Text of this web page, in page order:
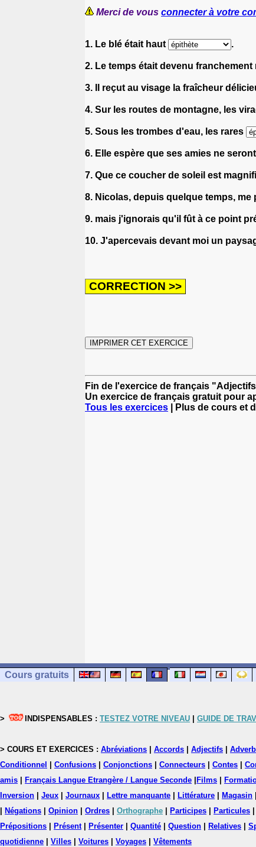
Merci de vous connecter à votre
1. Le blé était haut .
2. Le temps était devenu franchement
3. Il reçut au visage la fraîcheur
4. Sur les routes de montagne, les
5. Sous les trombes d'eau, les rares
6. Elle espère que ses amies ne
7. Que ce coucher de soleil est
8. Nicolas, depuis quelque temps,
9. mais j'ignorais qu'il fût à ce point
10. J'apercevais devant moi un
Fin de l'exercice de français
Un exercice de français gratuit pour
Tous les exercices | Plus de cours et
Cours gratuits
> INDISPENSABLES : TESTEZ VOTRE NIVEAU GUIDE DE
> COURS ET EXERCICES : Abréviations Accords Adjectifs
Conditionnel
Confusions Conjonctions Connecteurs Contes
amis
Français Langue Etrangère / Langue Seconde Films
Inversion
Jeux Journaux Lettre manquante Littérature Magasin
Négations Opinion Ordres Orthographe Participes Particules
Prépositions
Présent| Présenter Quantité Question Relatives
quotidienne
Villes Voitures Voyages Vêtements